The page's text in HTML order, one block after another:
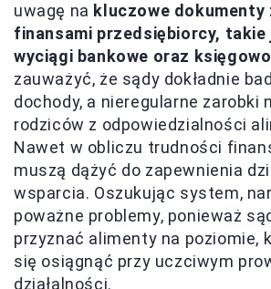
uwagę na kluczowe dokumenty
finansami przedsiębiorcy, takie
wyciągi bankowe oraz
zauważyć, że sądy dokładnie
dochody, a nieregularne zarobki
rodziców z odpowiedzialności
Nawet w obliczu trudności
muszą dążyć do zapewnienia
wsparcia. Oszukując system,
poważne problemy, ponieważ
przyznać alimenty na poziomie,
się osiągnąć przy uczciwym
działalności.